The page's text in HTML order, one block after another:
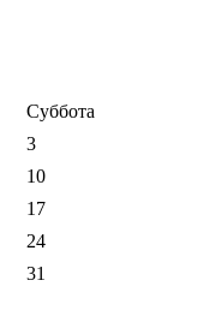
Суббота
3
10
17
24
31